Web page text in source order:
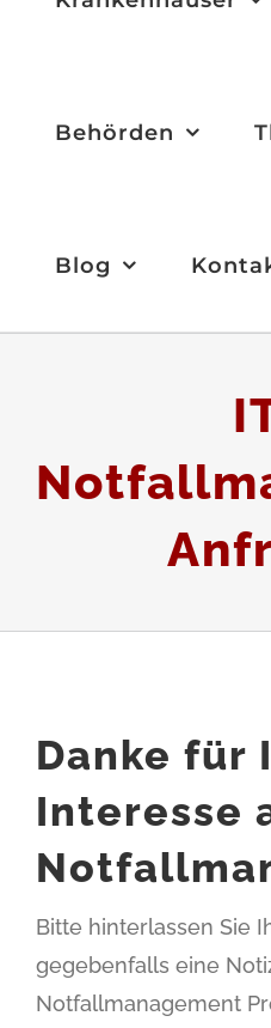
Behörden
Blog
Danke für
Interesse
Bitte hinterlassen Sie
gegebenfalls eine
Notfallmanagement